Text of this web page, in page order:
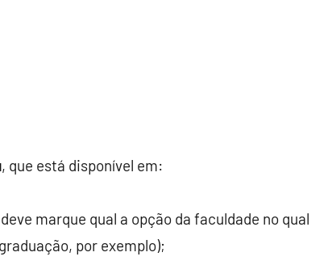
, que está disponível em:
marque qual a opção da faculdade no qual
por exemplo);